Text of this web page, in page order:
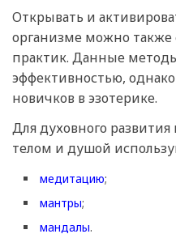
Открывать и
организме можно
практик. Данные
эффективностью,
новичков в эзотерике.
Для духовного
телом и душой
медитацию;
мантры;
мандалы.